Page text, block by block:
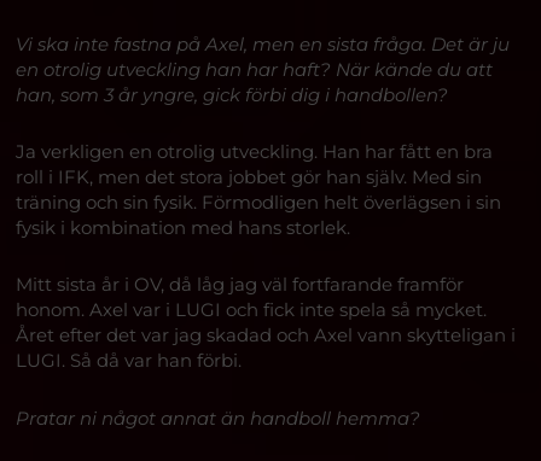
Vi ska inte fastna på Axel, men en sista fråga. Det är ju
en otrolig utveckling han har haft? När kände du att
han, som 3 år yngre, gick förbi dig i handbollen?
Ja verkligen en otrolig utveckling. Han har fått en bra
roll i IFK, men det stora jobbet gör han själv. Med sin
träning och sin fysik. Förmodligen helt överlägsen i sin
fysik i kombination med hans storlek.
Mitt sista år i OV, då låg jag väl fortfarande framför
honom. Axel var i LUGI och fick inte spela så mycket.
Året efter det var jag skadad och Axel vann skytteligan i
LUGI. Så då var han förbi.
Pratar ni något annat än handboll hemma?